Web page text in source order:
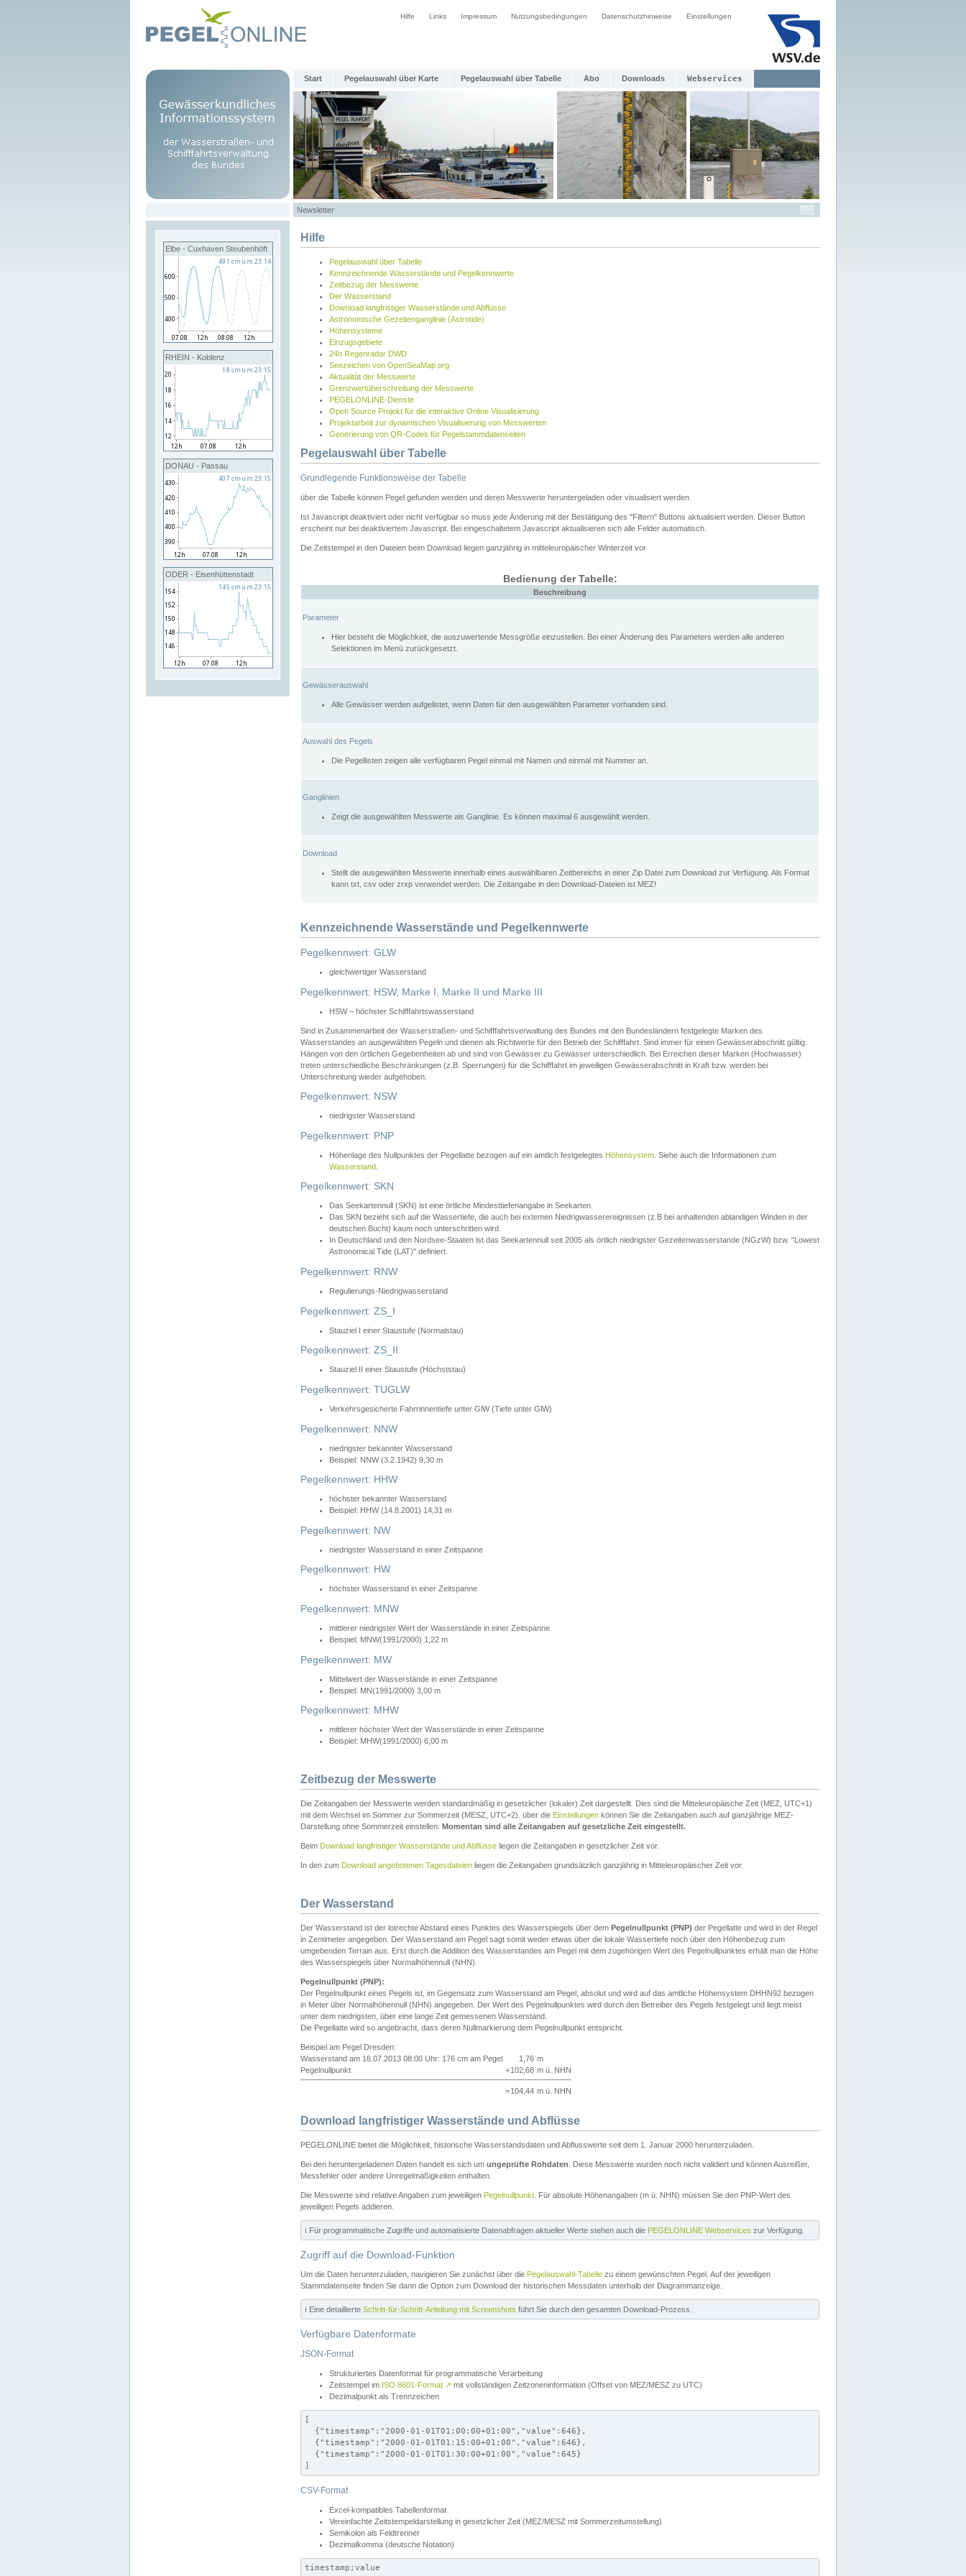
Hilfe Links Impressum Nutzungsbedingungen Datenschutzhinweise Einstellungen
Start Pegelauswahl über Karte Pegelauswahl über Tabelle Abo Downloads Webservices
Newsletter
Elbe - Cuxhaven Steubenhöft
RHEIN - Koblenz
DONAU - Passau
ODER - Eisenhüttenstadt
Hilfe
Pegelauswahl über Tabelle
Kennzeichnende Wasserstände und Pegelkennwerte
Zeitbezug der Messwerte
Der Wasserstand
Download langfristiger Wasserstände und Abflüsse
Astronomische Gezeitenganglinie (Astrotide)
Höhensysteme
Einzugsgebiete
24h Regenradar DWD
Seezeichen von OpenSeaMap.org
Aktualität der Messwerte
Grenzwertüberschreitung der Messwerte
PEGELONLINE-Dienste
Open Source Projekt für die interaktive Online Visualisierung
Projektarbeit zur dynamischen Visualisierung von Messwerten
Generierung von QR-Codes für Pegelstammdatenseiten
Pegelauswahl über Tabelle
Grundlegende Funktionsweise der Tabelle
über die Tabelle können Pegel gefunden werden und deren Messwerte heruntergeladen oder visualisiert werden.
Ist Javascript deaktiviert oder nicht verfügbar so muss jede Änderung mit der Bestätigung des "Filtern" Buttons aktualisiert werden. Dieser Button
erscheint nur bei deaktiviertem Javascript. Bei eingeschaltetem Javascript aktualisieren sich alle Felder automatisch.
Die Zeitstempel in den Dateien beim Download liegen ganzjährig in mitteleuropäischer Winterzeit vor.
Bedienung der Tabelle:
Beschreibung
Parameter
Hier besteht die Möglichkeit, die auszuwertende Messgröße einzustellen. Bei einer Änderung des Parameters werden alle anderen
Selektionen im Menü zurückgesetzt.
Gewässerauswahl
Alle Gewässer werden aufgelistet, wenn Daten für den ausgewählten Parameter vorhanden sind.
Auswahl des Pegels
Die Pegellisten zeigen alle verfügbaren Pegel einmal mit Namen und einmal mit Nummer an.
Ganglinien
Zeigt die ausgewählten Messwerte als Ganglinie. Es können maximal 6 ausgewählt werden.
Download
Stellt die ausgewählten Messwerte innerhalb eines auswählbaren Zeitbereichs in einer Zip Datei zum Download zur Verfügung. Als Format
kann txt, csv oder zrxp verwendet werden. Die Zeitangabe in den Download-Dateien ist MEZ!
Kennzeichnende Wasserstände und Pegelkennwerte
Pegelkennwert: GLW
gleichwertiger Wasserstand
Pegelkennwert: HSW, Marke I, Marke II und Marke III
HSW – höchster Schifffahrtswasserstand
Sind in Zusammenarbeit der Wasserstraßen- und Schifffahrtsverwaltung des Bundes mit den Bundesländern festgelegte Marken des
Wasserstandes an ausgewählten Pegeln und dienen als Richtwerte für den Betrieb der Schifffahrt. Sind immer für einen Gewässerabschnitt gültig.
Hängen von den örtlichen Gegebenheiten ab und sind von Gewässer zu Gewässer unterschiedlich. Bei Erreichen dieser Marken (Hochwasser)
treten unterschiedliche Beschränkungen (z.B. Sperrungen) für die Schifffahrt im jeweiligen Gewässerabschnitt in Kraft bzw. werden bei
Unterschreitung wieder aufgehoben.
Pegelkennwert: NSW
niedrigster Wasserstand
Pegelkennwert: PNP
Höhenlage des Nullpunktes der Pegellatte bezogen auf ein amtlich festgelegtes Höhensystem . Siehe auch die Informationen zum
Wasserstand
Pegelkennwert: SKN
Das Seekartennull (SKN) ist eine örtliche Mindesttiefenangabe in Seekarten.
Das SKN bezieht sich auf die Wassertiefe, die auch bei extemen Niedrigwasserereignissen (z.B bei anhaltenden ablandigen Winden in der
deutschen Bucht) kaum noch unterschritten wird.
In Deutschland und den Nordsee-Staaten ist das Seekartennull seit 2005 als örtlich niedrigster Gezeitenwasserstande (NGzW) bzw. "Lowest
Astronomical Tide (LAT)" definiert.
Pegelkennwert: RNW
Regulierungs-Niedrigwasserstand
Pegelkennwert: ZS_I
Stauziel I einer Staustufe (Normalstau)
Pegelkennwert: ZS_II
Stauziel II einer Staustufe (Höchststau)
Pegelkennwert: TUGLW
Verkehrsgesicherte Fahrrinnentiefe unter GlW (Tiefe unter GlW)
Pegelkennwert: NNW
niedrigster bekannter Wasserstand
Beispiel: NNW (3.2.1942) 9,30 m
Pegelkennwert: HHW
höchster bekannter Wasserstand
Beispiel: HHW (14.8.2001) 14,31 m
Pegelkennwert: NW
niedrigster Wasserstand in einer Zeitspanne
Pegelkennwert: HW
höchster Wasserstand in einer Zeitspanne
Pegelkennwert: MNW
mittlerer niedrigster Wert der Wasserstände in einer Zeitspanne
Beispiel: MNW(1991/2000) 1,22 m
Pegelkennwert: MW
Mittelwert der Wasserstände in einer Zeitspanne
Beispiel: MN(1991/2000) 3,00 m
Pegelkennwert: MHW
mittlerer höchster Wert der Wasserstände in einer Zeitspanne
Beispiel: MHW(1991/2000) 6,00 m
Zeitbezug der Messwerte
Die Zeitangaben der Messwerte werden standardmäßig in gesetzlicher (lokaler) Zeit dargestellt. Dies sind die Mitteleuropäische Zeit (MEZ, UTC+1)
mit dem Wechsel im Sommer zur Sommerzeit (MESZ, UTC+2). über die Einstellungen können Sie die Zeitangaben auch auf ganzjährige MEZ-
Darstellung ohne Sommerzeit einstellen. Momentan sind alle Zeitangaben auf gesetzliche Zeit eingestellt.
Beim Download langfristiger Wasserstände und Abflüsse liegen die Zeitangaben in gesetzlicher Zeit vor.
In den zum Download angebotenen Tagesdateien liegen die Zeitangaben grundsätzlich ganzjährig in Mitteleuropäischer Zeit vor.
Der Wasserstand
Der Wasserstand ist der lotrechte Abstand eines Punktes des Wasserspiegels über dem Pegelnullpunkt (PNP) der Pegellatte und wird in der Regel
in Zentimeter angegeben. Der Wasserstand am Pegel sagt somit weder etwas über die lokale Wassertiefe noch über den Höhenbezug zum
umgebenden Terrain aus. Erst durch die Addition des Wasserstandes am Pegel mit dem zugehörigen Wert des Pegelnullpunktes erhält man die Höhe
des Wasserspiegels über Normalhöhennull (NHN).
Pegelnullpunkt (PNP):
Der Pegelnullpunkt eines Pegels ist, im Gegensatz zum Wasserstand am Pegel, absolut und wird auf das amtliche Höhensystem DHHN92 bezogen
in Meter über Normalhöhennull (NHN) angegeben. Der Wert des Pegelnullpunktes wird durch den Betreiber des Pegels festgelegt und liegt meist
unter dem niedrigsten, über eine lange Zeit gemessenen Wasserstand.
Die Pegellatte wird so angebracht, dass deren Nullmarkierung dem Pegelnullpunkt entspricht.
Beispiel am Pegel Dresden:
Wasserstand am 16.07.2013 08:00 Uhr: 176 cm am Pegel
1,76 m
Pegelnullpunkt
+102,68 m ü. NHN
=104,44 m ü. NHN
Download langfristiger Wasserstände und Abflüsse
PEGELONLINE bietet die Möglichkeit, historische Wasserstandsdaten und Abflusswerte seit dem 1. Januar 2000 herunterzuladen.
Bei den heruntergeladenen Daten handelt es sich um ungeprüfte Rohdaten . Diese Messwerte wurden noch nicht validiert und können Ausreißer,
Messfehler oder andere Unregelmäßigkeiten enthalten.
Die Messwerte sind relative Angaben zum jeweiligen Pegelnullpunkt . Für absolute Höhenangaben (m ü. NHN) müssen Sie den PNP-Wert des
jeweiligen Pegels addieren.
ℹ️ Für programmatische Zugriffe und automatisierte Datenabfragen aktueller Werte stehen auch die PEGELONLINE Webservices zur Verfügung.
Zugriff auf die Download-Funktion
Um die Daten herunterzuladen, navigieren Sie zunächst über die Pegelauswahl-Tabelle zu einem gewünschten Pegel. Auf der jeweiligen
Stammdatenseite finden Sie dann die Option zum Download der historischen Messdaten unterhalb der Diagrammanzeige.
ℹ️ Eine detaillierte Schritt-für-Schritt-Anleitung mit Screenshots führt Sie durch den gesamten Download-Prozess.
Verfügbare Datenformate
JSON-Format
Strukturiertes Datenformat für programmatische Verarbeitung
Zeitstempel im ISO 8601-Format ↗ mit vollständigen Zeitzoneninformation (Offset von MEZ/MESZ zu UTC)
Dezimalpunkt als Trennzeichen
[
  {"timestamp":"2000-01-01T01:00:00+01:00","value":646},
  {"timestamp":"2000-01-01T01:15:00+01:00","value":646},
  {"timestamp":"2000-01-01T01:30:00+01:00","value":645}
]
CSV-Format
Excel-kompatibles Tabellenformat
Vereinfachte Zeitstempeldarstellung in gesetzlicher Zeit (MEZ/MESZ mit Sommerzeitumstellung)
Semikolon als Feldtrenner
Dezimalkomma (deutsche Notation)
timestamp;value